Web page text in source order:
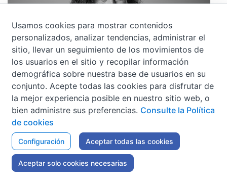
Ana Isabel García León
Fiscal de Sala Jefa de la Sección Penal de la
Fiscalía del Tribunal Supremo
Leer más
Usamos cookies para mostrar contenidos
personalizados, analizar tendencias, administrar el
sitio, llevar un seguimiento de los movimientos de
los usuarios en el sitio y recopilar información
demográfica sobre nuestra base de usuarios en su
conjunto. Acepte todas las cookies para disfrutar de
la mejor experiencia posible en nuestro sitio web, o
bien administre sus preferencias. Consulte la Política
de cookies
Configuración Aceptar todas las cookies
Aceptar solo cookies necesarias